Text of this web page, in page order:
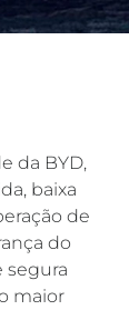
da BYD,
baixa
de
do
segura
maior